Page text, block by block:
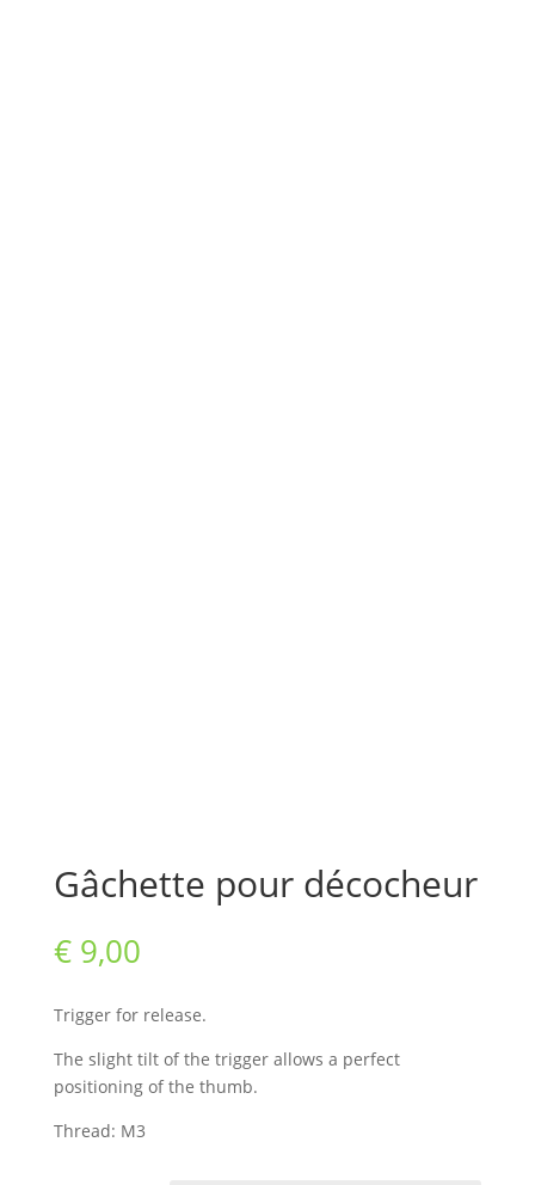
Gâchette pour décocheur
€9,00
Trigger for release.
The slight tilt of the trigger allows a perfect
positioning of the thumb.
Thread: M3